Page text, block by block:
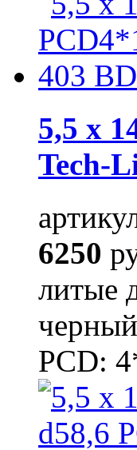
5,5 x
Tech-
6250
литые
PCD: